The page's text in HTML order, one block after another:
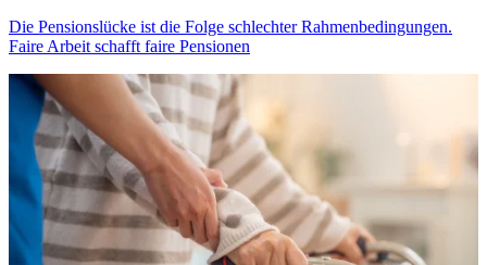
Die Pensionslücke ist die Folge schlechter Rahmenbedingungen.
Faire Arbeit schafft faire Pensionen